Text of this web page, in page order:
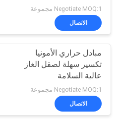
الميثانول
15
Negotiate MOQ:1 مجموعة
الاتصال
مبادل حراري الأمونيا
تكسير سهلة لصقل الغاز
عالية السلامة
Negotiate MOQ:1 مجموعة
الاتصال